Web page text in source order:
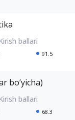
91.5
bo‘yicha)
68.3